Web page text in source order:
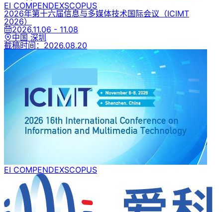
EI COMPENDEXSCOPUS
2026年第十六届信息与多媒体技术国际会议 （ICIMT
2026）
2026.11.06 - 11.08
中国 深圳
截稿时间： 2026.08.20
EI COMPENDEXSCOPUS